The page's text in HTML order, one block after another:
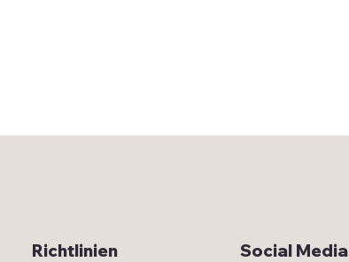
Richtlinien Social Media